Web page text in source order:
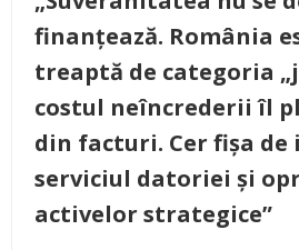
finanțează. România
treaptă de categoria
costul neîncrederii îl
din facturi. Cer fișa de
serviciul datoriei și
activelor strategice”